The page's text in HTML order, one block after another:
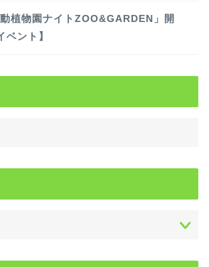
植物園ナイトZOO&GARDEN」開
ベント】